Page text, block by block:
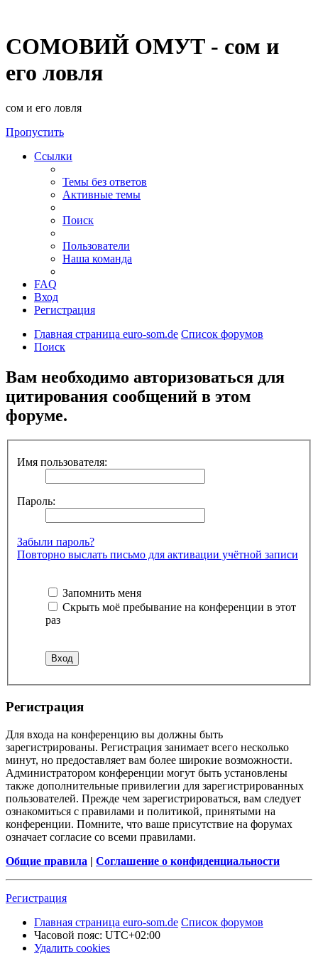
СОМОВИЙ ОМУТ - сом и
его ловля
сом и его ловля
Пропустить
Ссылки
Темы без ответов
Активные темы
Поиск
Пользователи
Наша команда
FAQ
Вход
Регистрация
Главная страница euro-som.de Список форумов
Поиск
Вам необходимо авторизоваться для
цитирования сообщений в этом
форуме.
Имя пользователя:
Пароль:
Забыли пароль?
Повторно выслать письмо для активации учётной записи
Запомнить меня
Скрыть моё пребывание на конференции в этот
раз
Регистрация
Для входа на конференцию вы должны быть
зарегистрированы. Регистрация занимает всего несколько
минут, но предоставляет вам более широкие возможности.
Администратором конференции могут быть установлены
также дополнительные привилегии для зарегистрированных
пользователей. Прежде чем зарегистрироваться, вам следует
ознакомиться с правилами и политикой, принятыми на
конференции. Помните, что ваше присутствие на форумах
означает согласие со всеми правилами.
Общие правила | Соглашение о конфиденциальности
Регистрация
Главная страница euro-som.de Список форумов
Часовой пояс: UTC+02:00
Удалить cookies